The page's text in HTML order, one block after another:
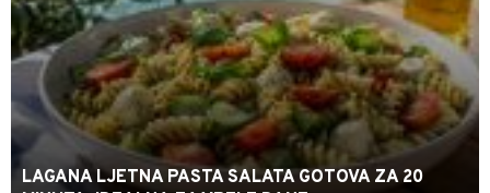
LAGANA LJETNA PASTA SALATA GOTOVA ZA 20